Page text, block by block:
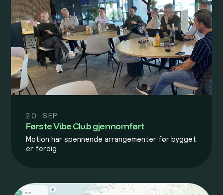
20. SEP
Første Vibe Club gjennomført
Motion har spennende arrangementer før bygget
er ferdig.